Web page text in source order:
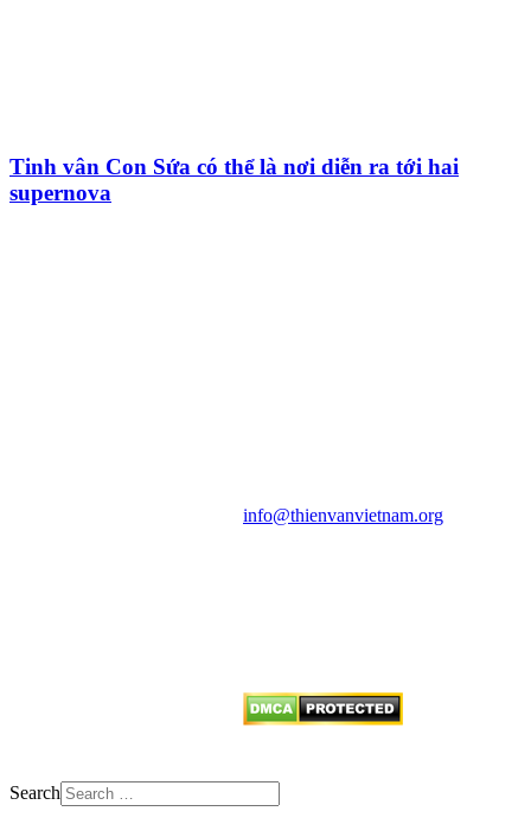
Tinh vân Con Sứa có thể là nơi diễn ra tới hai
supernova
info@thienvanvietnam.org
Search